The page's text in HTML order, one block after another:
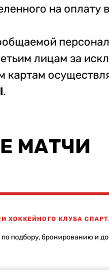
на
лицам за
картам
.
МАТЧИ
ХОККЕЙНОГО КЛУБА
подбору, бронированию и